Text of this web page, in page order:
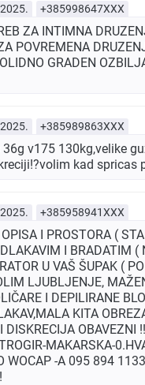
+385998647XXX
ZA INTIMNA
POVREMENA
GRADEN
+385989863XXX
36g v175 130kg,velike
kad
+385958941XXX
I PROSTORA (
I BRADATIM (
U VAŠ ŠUPAK (
LJUBLJENJE,
I DEPILIRANE
KITA
DISKRECIJA OBAVEZNI
MAKARSKA-
WOCAP -A 095 894